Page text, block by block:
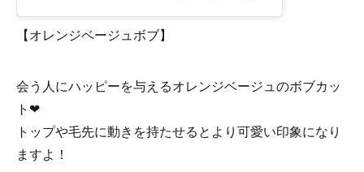
【オレンジベージュボブ】
会う人にハッピーを与えるオレンジベージュのボブカッ
ト❤
トップや毛先に動きを持たせるとより可愛い印象になり
ますよ！